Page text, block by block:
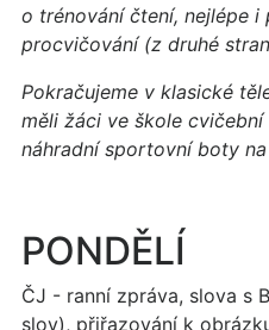
o trénování čtení, nejlépe
procvičování (z druhé
Pokračujeme v klasické
měli žáci ve škole
náhradní sportovní boty na
PONDĚLÍ
ČJ - ranní zpráva, slova s
slov), přiřazování k